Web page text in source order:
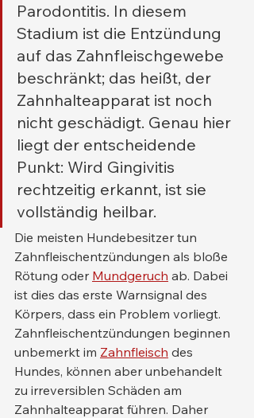
Parodontitis. In diesem
Stadium ist die Entzündung
auf das Zahnfleischgewebe
beschränkt; das heißt, der
Zahnhalteapparat ist noch
nicht geschädigt. Genau hier
liegt der entscheidende
Punkt: Wird Gingivitis
rechtzeitig erkannt, ist sie
vollständig heilbar.
Die meisten Hundebesitzer tun
Zahnfleischentzündungen als bloße
Rötung oder Mundgeruch ab. Dabei
ist dies das erste Warnsignal des
Körpers, dass ein Problem vorliegt.
Zahnfleischentzündungen beginnen
unbemerkt im Zahnfleisch des
Hundes, können aber unbehandelt
zu irreversiblen Schäden am
Zahnhalteapparat führen. Daher